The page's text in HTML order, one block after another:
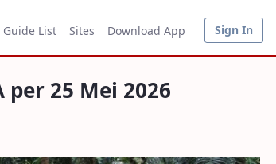
Guide List Sites Download App Sign In
per 25 Mei 2026